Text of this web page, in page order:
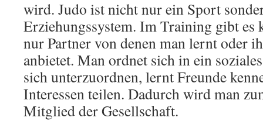
wird. Judo ist nicht nur ein Sport
Erziehungssystem. Im Training gibt es
nur Partner von denen man lernt oder
anbietet. Man ordnet sich in ein
sich unterzuordnen, lernt Freunde
Interessen teilen. Dadurch wird man
Mitglied der Gesellschaft.